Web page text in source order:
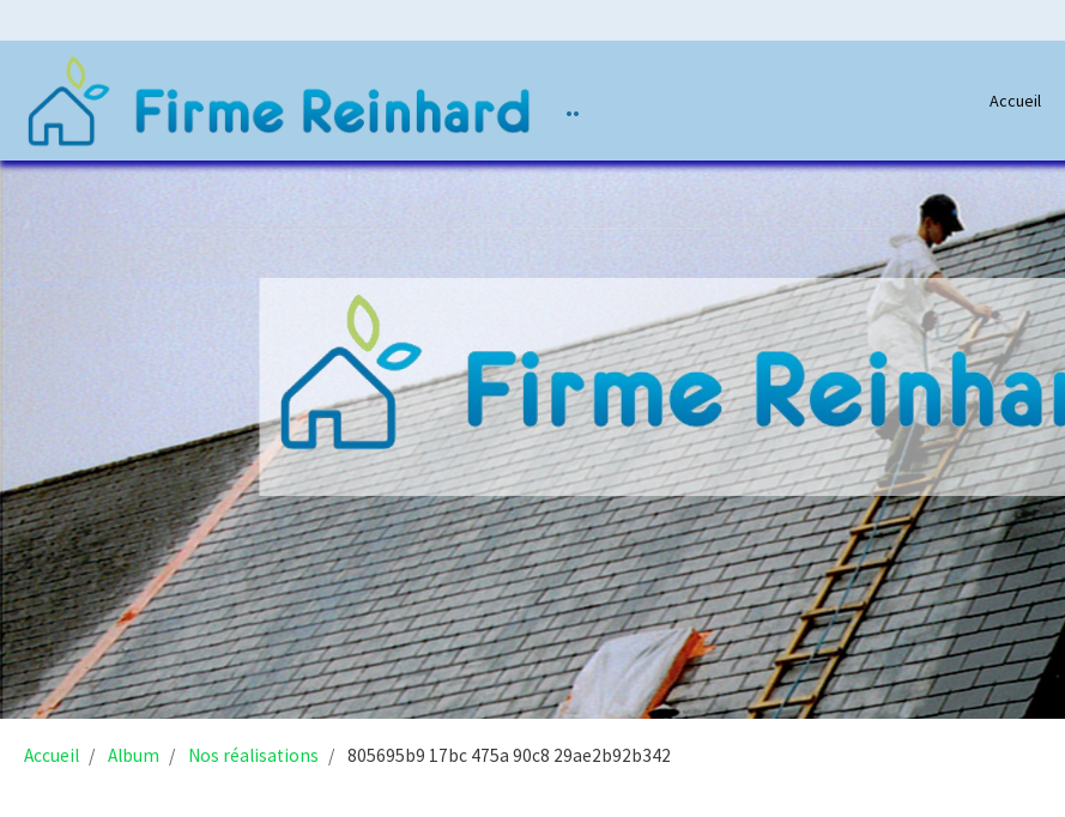
.. Accueil
Accueil Album Nos réalisations 805695b9 17bc 475a 90c8 29ae2b92b342